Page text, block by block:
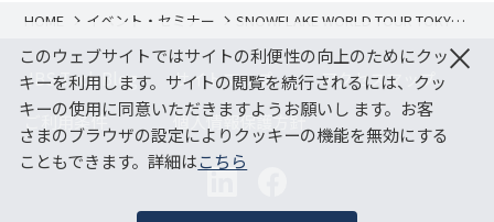
HOME イベント・セミナー SNOWFLAKE WORLD TOUR TOKYO
JBS Tech Blog サイトマップ
アクセスマップ
ご利用条件
個人情報保護方針
このウェブサイトではサイトの利便性の向上のためにクッ
キーを利用します。サイトの閲覧を続行されるには、クッ
キーの使用に同意いただきますようお願いし ます。お客
さまのブラウザの設定によりクッキーの機能を無効にする
こともできます。詳細はこちら
×